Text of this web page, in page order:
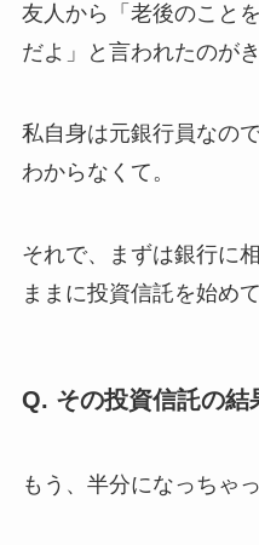
友人から「老後のこと
だよ」と言われたのが
私自身は元銀行員なの
わからなくて。
それで、まずは銀行に
ままに投資信託を始め
Q. その投資信託の結
もう、半分になっちゃ